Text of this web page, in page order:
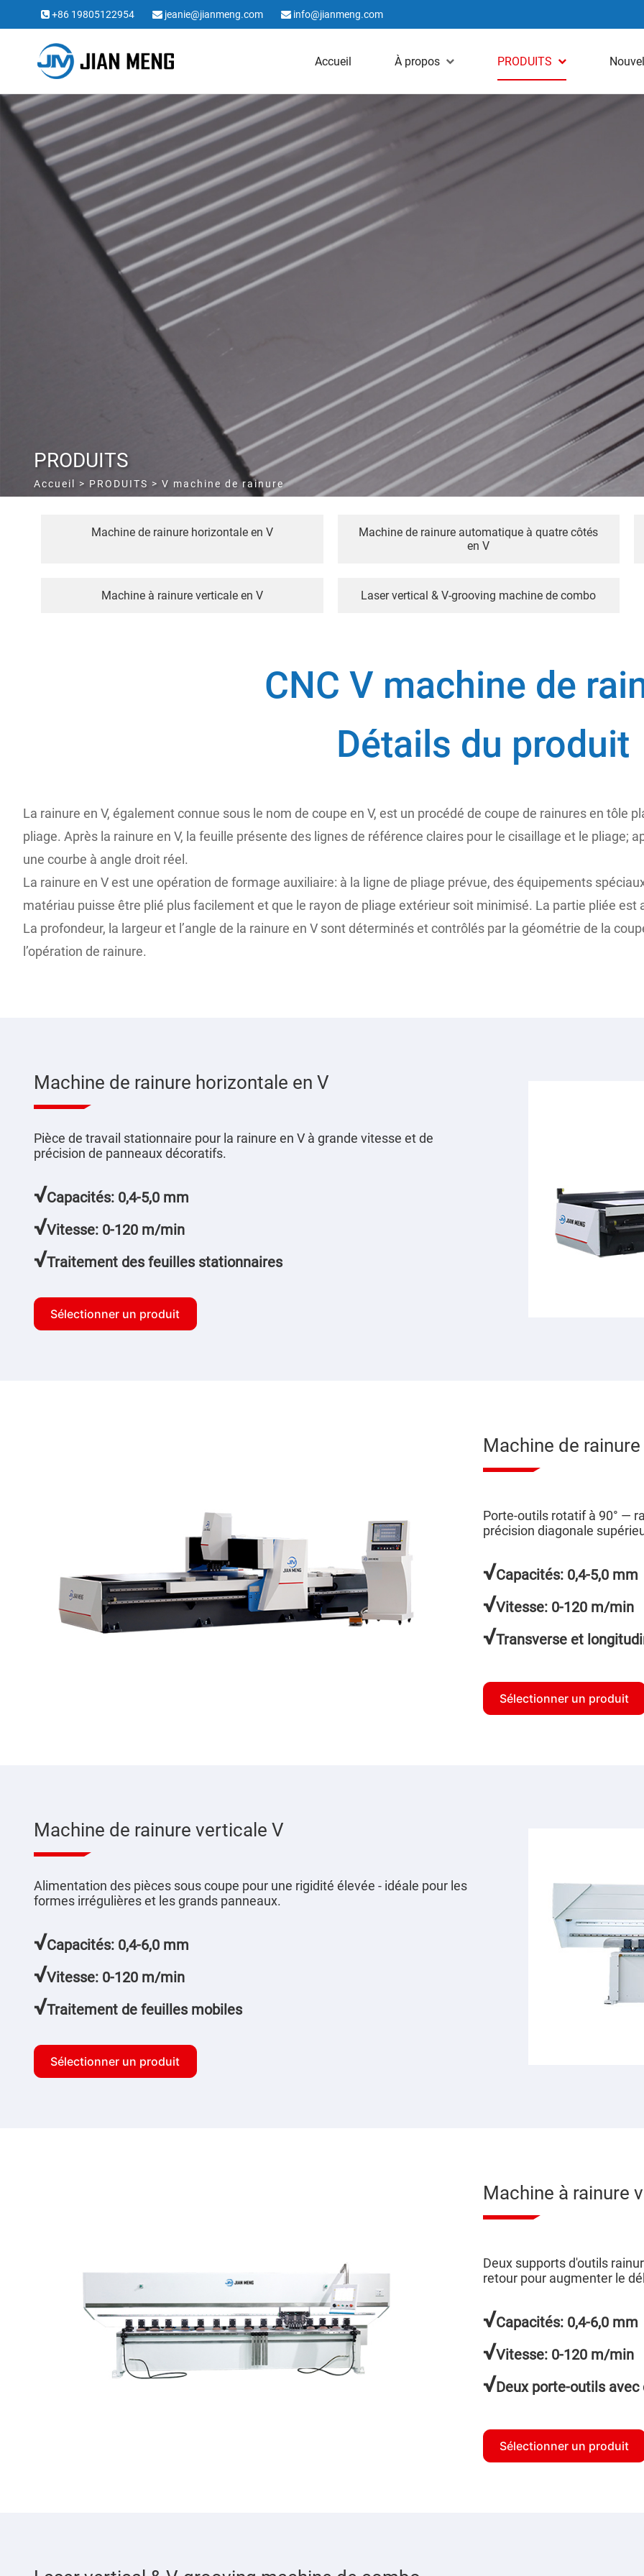
+86 19805122954 jeanie@jianmeng.com info@jianmeng.com
Accueil À propos PRODUITS
PRODUITS
Accueil > PRODUITS > V machine de rainure
Machine de rainure horizontale en V
Machine de rainure automatique à quatre côtés
en V
Machine à rainure verticale en V Laser vertical & V-grooving machine de combo
CNC V machine de
Détails du produit
La rainure en V, également connue sous le nom de coupe en V, est un procédé de coupe de rainures en tôle
pliage. Après la rainure en V, la feuille présente des lignes de référence claires pour le cisaillage et le pliage;
une courbe à angle droit réel.
La rainure en V est une opération de formage auxiliaire: à la ligne de pliage prévue, des équipements
matériau puisse être plié plus facilement et que le rayon de pliage extérieur soit minimisé. La partie pliée
La profondeur, la largeur et l’angle de la rainure en V sont déterminés et contrôlés par la géométrie de la
l’opération de rainure.
Machine de rainure horizontale en V
Pièce de travail stationnaire pour la rainure en V à grande vitesse et de
précision de panneaux décoratifs.
√Capacités: 0,4-5,0 mm
√Vitesse: 0-120 m/min
√Traitement des feuilles stationnaires
Sélectionner un produit
Machine de
Porte-outils rotatif à 90° —
précision diagonale
√Capacités: 0,4-5,0 mm
√Vitesse: 0-120 m/min
√Transverse et
Sélectionner un produit
Machine de rainure verticale V
Alimentation des pièces sous coupe pour une rigidité élevée - idéale pour les
formes irrégulières et les grands panneaux.
√Capacités: 0,4-6,0 mm
√Vitesse: 0-120 m/min
√Traitement de feuilles mobiles
Sélectionner un produit
Machine à rainure
Deux supports d'outils
retour pour augmenter le
√Capacités: 0,4-6,0 mm
√Vitesse: 0-120 m/min
√Deux porte-outils
Sélectionner un produit